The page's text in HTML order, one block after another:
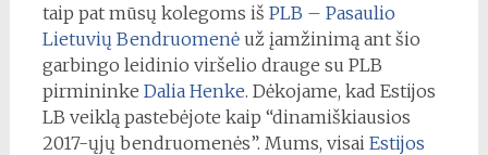
taip pat mūsų kolegoms iš PLB – Pasaulio
Lietuvių Bendruomenėuž įamžinimą ant šio
garbingo leidinio viršelio drauge su PLB
pirmininke Dalia Henke. Dėkojame, kad Estijos
LB veiklą pastebėjote kaip “dinamiškiausios
2017-ųjų bendruomenės”. Mums, visai Estijos